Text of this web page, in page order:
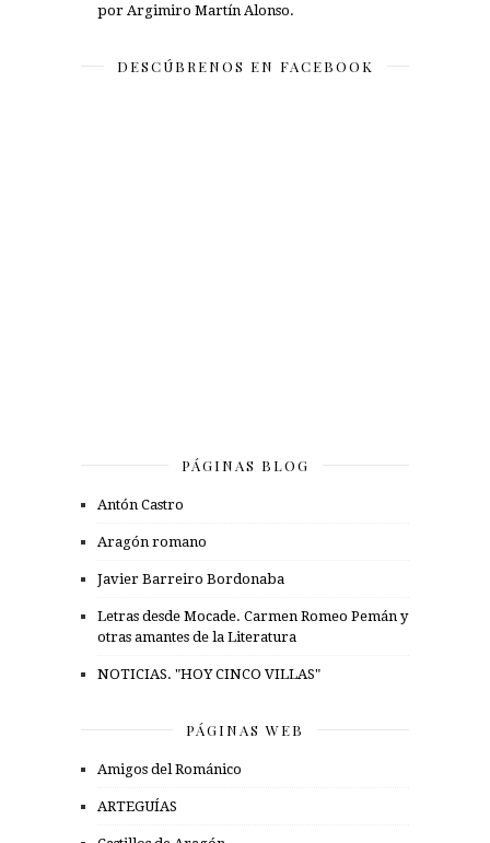
por Argimiro Martín Alonso.
DESCÚBRENOS EN FACEBOOK
PÁGINAS BLOG
Antón Castro
Aragón romano
Javier Barreiro Bordonaba
Letras desde Mocade. Carmen Romeo Pemán y
otras amantes de la Literatura
NOTICIAS. "HOY CINCO VILLAS"
PÁGINAS WEB
Amigos del Románico
ARTEGUÍAS